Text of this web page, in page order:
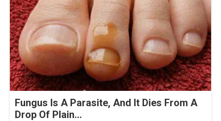
Fungus Is A Parasite, And It Dies From A
Drop Of Plain...